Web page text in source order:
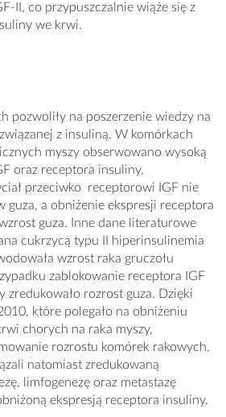
II, co przypuszczalnie wiąże się z
we krwi.
pozwoliły na poszerzenie wiedzy na
z insuliną. W komórkach
myszy obserwowano wysoką
oraz receptora insuliny.
przeciwko receptorowi IGF nie
guza, a obniżenie ekspresji receptora
guza. Inne dane literaturowe
cukrzycą typu II hiperinsulinemia
wzrost raka gruczołu
zablokowanie receptora IGF
zredukowało rozrost guza. Dzięki
które polegało na obniżeniu
chorych na raka myszy,
rozrostu komórek rakowych.
natomiast zredukowaną
limfogenezę oraz metastazę
ekspresją receptora insuliny.